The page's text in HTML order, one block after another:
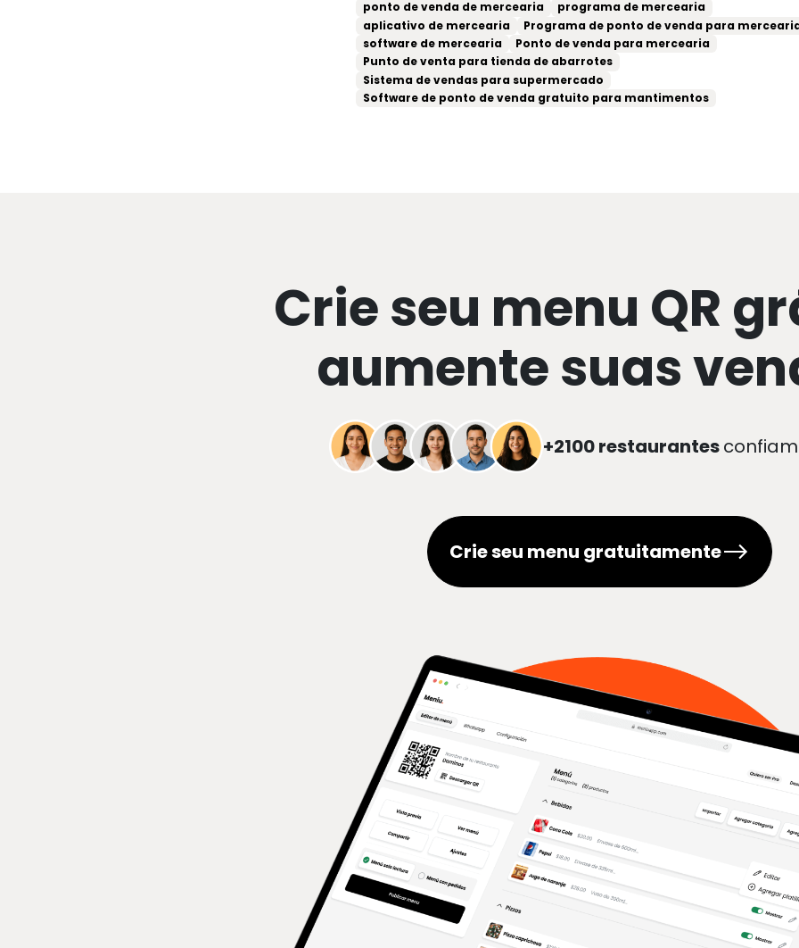
ponto de venda de mercearia
programa de mercearia
aplicativo de mercearia
Programa de ponto de venda para
software de mercearia
Ponto de venda para mercearia
Punto de venta para tienda de abarrotes
Sistema de vendas para supermercado
Software de ponto de venda gratuito para mantimentos
Crie seu menu QR
aumente suas
+2100 restaurantes
Crie seu menu gratuitamente